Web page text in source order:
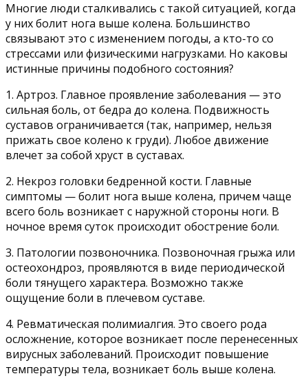
Многие люди сталкивались с такой ситуацией, когда
у них болит нога выше колена. Большинство
связывают это с изменением погоды, а кто-то со
стрессами или физическими нагрузками. Но каковы
истинные причины подобного состояния?
1. Артроз. Главное проявление заболевания — это
сильная боль, от бедра до колена. Подвижность
суставов ограничивается (так, например, нельзя
прижать свое колено к груди). Любое движение
влечет за собой хруст в суставах.
2. Некроз головки бедренной кости. Главные
симптомы — болит нога выше колена, причем чаще
всего боль возникает с наружной стороны ноги. В
ночное время суток происходит обострение боли.
3. Патологии позвоночника. Позвоночная грыжа или
остеохондроз, проявляются в виде периодической
боли тянущего характера. Возможно также
ощущение боли в плечевом суставе.
4. Ревматическая полимиалгия. Это своего рода
осложнение, которое возникает после перенесенных
вирусных заболеваний. Происходит повышение
температуры тела, возникает боль выше колена.